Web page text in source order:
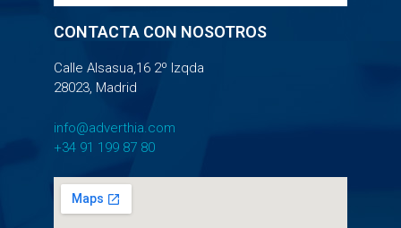
CONTACTA CON NOSOTROS
Calle Alsasua,16 2º Izqda
28023, Madrid
info@adverthia.com
+34 91 199 87 80